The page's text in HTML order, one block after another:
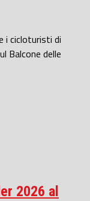
i cicloturisti di
Balcone delle
2026 al